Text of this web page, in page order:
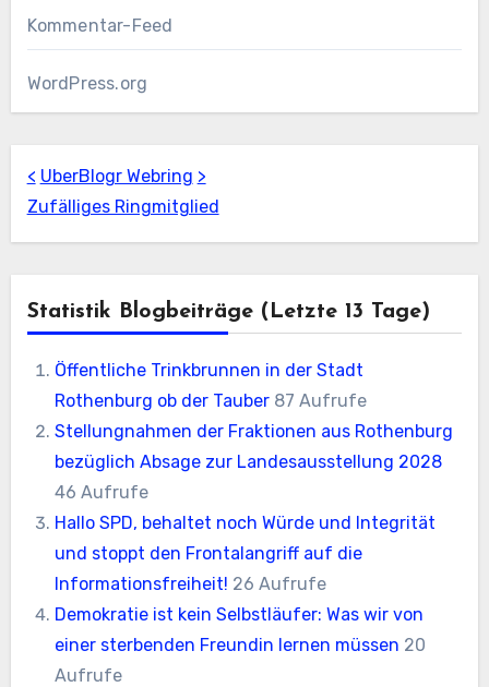
Kommentar-Feed
WordPress.org
< UberBlogr Webring >
Zufälliges Ringmitglied
Statistik Blogbeiträge (letzte 13 Tage)
Öffentliche Trinkbrunnen in der Stadt
Rothenburg ob der Tauber 87 Aufrufe
Stellungnahmen der Fraktionen aus Rothenburg
bezüglich Absage zur Landesausstellung 2028
46 Aufrufe
Hallo SPD, behaltet noch Würde und Integrität
und stoppt den Frontalangriff auf die
Informationsfreiheit! 26 Aufrufe
Demokratie ist kein Selbstläufer: Was wir von
einer sterbenden Freundin lernen müssen 20
Aufrufe